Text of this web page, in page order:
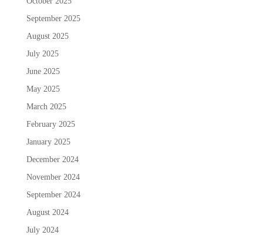
September 2025
August 2025
July 2025
June 2025
May 2025
March 2025
February 2025
January 2025
December 2024
November 2024
September 2024
August 2024
July 2024